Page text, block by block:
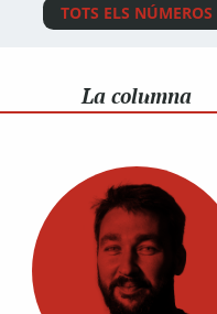
TOTS ELS NÚMEROS
La columna